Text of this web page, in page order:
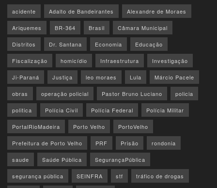
acidente Adalto de Bandeirantes Alexandre de Moraes
Ariquemes BR-364 Brasil Câmara Municipal
Distritos Dr. Santana Economia Educação
Fiscalização homicídio Infraestrutura Investigação
Ji-Paraná Justiça leo moraes Lula Márcio Pacele
obras operação policial Pastor Bruno Luciano policia
politica Polícia Civil Polícia Federal Polícia Militar
PortalRioMadeira Porto Velho PortoVelho
Prefeitura de Porto Velho PRF Prisão rondonia
saude Saúde Pública SegurançaPública
segurança pública SEINFRA stf tráfico de drogas